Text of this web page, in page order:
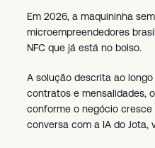
Em 2026, a maquininha
microempreendedores
NFC que já está no bolso.
A solução descrita ao
contratos e mensalidades,
conforme o negócio
conversa com a IA do Jota,